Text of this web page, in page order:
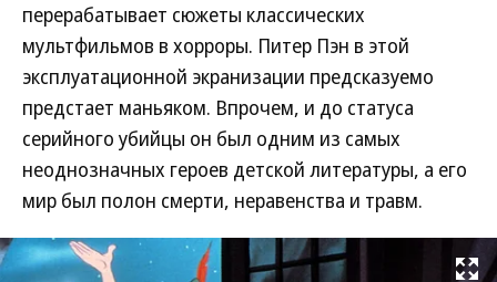
перерабатывает сюжеты классических
мультфильмов в хорроры. Питер Пэн в этой
эксплуатационной экранизации предсказуемо
предстает маньяком. Впрочем, и до статуса
серийного убийцы он был одним из самых
неоднозначных героев детской литературы, а его
мир был полон смерти, неравенства и травм.